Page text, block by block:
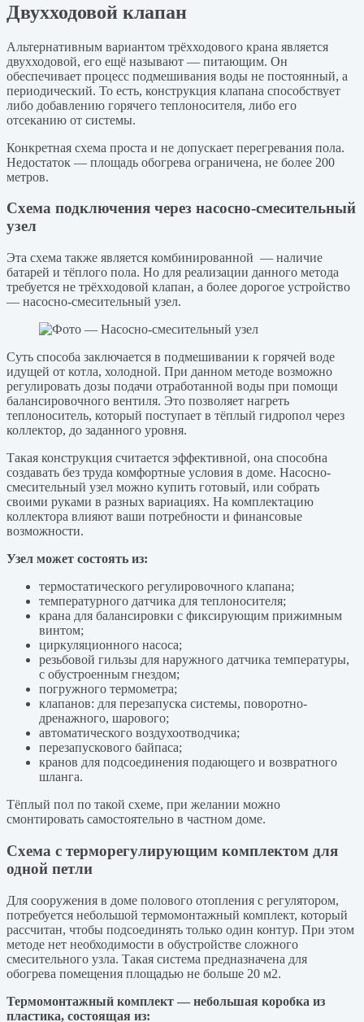
Двухходовой клапан
Альтернативным вариантом трёхходового крана является
двухходовой, его ещё называют — питающим. Он
обеспечивает процесс подмешивания воды не постоянный, а
периодический. То есть, конструкция клапана способствует
либо добавлению горячего теплоносителя, либо его
отсеканию от системы.
Конкретная схема проста и не допускает перегревания пола.
Недостаток — площадь обогрева ограничена, не более 200
метров.
Схема подключения через насосно-смесительный
узел
Эта схема также является комбинированной — наличие
батарей и тёплого пола. Но для реализации данного метода
требуется не трёхходовой клапан, а более дорогое устройство
— насосно-смесительный узел.
Суть способа заключается в подмешивании к горячей воде
идущей от котла, холодной. При данном методе возможно
регулировать дозы подачи отработанной воды при помощи
балансировочного вентиля. Это позволяет нагреть
теплоноситель, который поступает в тёплый гидропол через
коллектор, до заданного уровня.
Такая конструкция считается эффективной, она способна
создавать без труда комфортные условия в доме. Насосно-
смесительный узел можно купить готовый, или собрать
своими руками в разных вариациях. На комплектацию
коллектора влияют ваши потребности и финансовые
возможности.
Узел может состоять из:
термостатического регулировочного клапана;
температурного датчика для теплоносителя;
крана для балансировки с фиксирующим прижимным
винтом;
циркуляционного насоса;
резьбовой гильзы для наружного датчика температуры,
с обустроенным гнездом;
погружного термометра;
клапанов: для перезапуска системы, поворотно-
дренажного, шарового;
автоматического воздухоотводчика;
перезапускового байпаса;
кранов для подсоединения подающего и возвратного
шланга.
Тёплый пол по такой схеме, при желании можно
смонтировать самостоятельно в частном доме.
Схема с терморегулирующим комплектом для
одной петли
Для сооружения в доме полового отопления с регулятором,
потребуется небольшой термомонтажный комплект, который
рассчитан, чтобы подсоединять только один контур. При этом
методе нет необходимости в обустройстве сложного
смесительного узла. Такая система предназначена для
обогрева помещения площадью не больше 20 м2.
Термомонтажный комплект — небольшая коробка из
пластика, состоящая из: